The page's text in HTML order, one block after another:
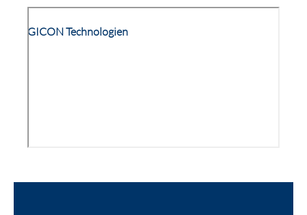
GICON Technologien